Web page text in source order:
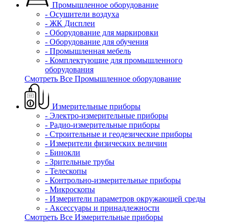
Промышленное оборудование
- Осушители воздуха
- ЖК Дисплеи
- Оборудование для маркировки
- Оборудование для обучения
- Промышленная мебель
- Комплектующие для промышленного
оборудования
Смотреть Все Промышленное оборудование
Измерительные приборы
- Электро-измерительные приборы
- Радио-измерительные приборы
- Строительные и геодезические приборы
- Измерители физических величин
- Бинокли
- Зрительные трубы
- Телескопы
- Контрольно-измерительные приборы
- Микроскопы
- Измерители параметров окружающей среды
- Аксессуары и принадлежности
Смотреть Все Измерительные приборы